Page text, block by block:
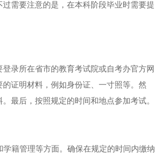
需要注意的是，在本科阶段毕业时需要提
录所在省市的教育考试院或自考办官方网
证明材料，例如身份证、一寸照等。然
最后，按照规定的时间和地点参加考试。
籍管理等方面。确保在规定的时间内缴纳